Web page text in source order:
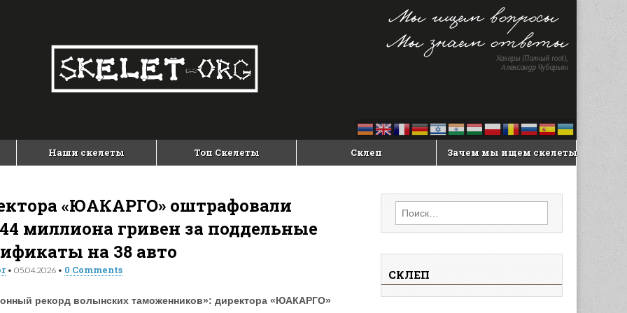
Наши скелеты Топ Скелеты Склеп Зачем мы ищем скелеты
«ЮАКАРГО» оштрафовали
миллиона гривен за поддельные
на 38 авто
• 05.04.2026 • 0 Comments
рекорд волынских таможенников»: директора «ЮАКАРГО»
Найти:
СКЛЕП